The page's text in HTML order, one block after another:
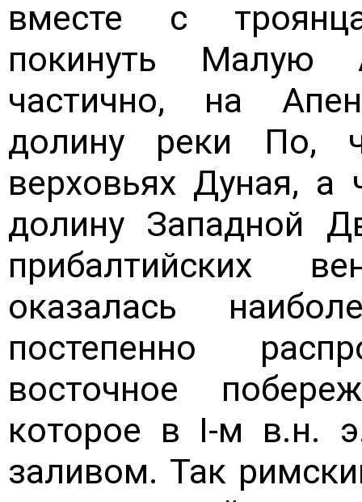
вместе с
покинуть Малую
частично, на
долину реки По,
верховьях Дуная, а
долину Западной
прибалтийских
оказалась
постепенно
восточное
которое в I-м в.н.
заливом. Так